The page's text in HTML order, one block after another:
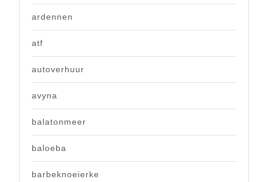
ardennen
atf
autoverhuur
avyna
balatonmeer
baloeba
barbeknoeierke